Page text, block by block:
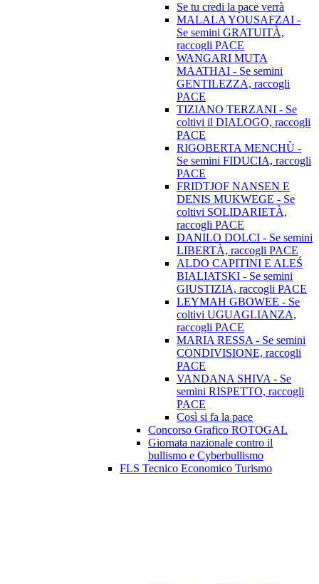
Se tu credi la pace verrà
MALALA YOUSAFZAI -
Se semini GRATUITÀ,
raccogli PACE
WANGARI MUTA
MAATHAI - Se semini
GENTILEZZA, raccogli
PACE
TIZIANO TERZANI - Se
coltivi il DIALOGO, raccogli
PACE
RIGOBERTA MENCHÙ -
Se semini FIDUCIA, raccogli
PACE
FRIDTJOF NANSEN E
DENIS MUKWEGE - Se
coltivi SOLIDARIETÀ,
raccogli PACE
DANILO DOLCI - Se semini
LIBERTÀ, raccogli PACE
ALDO CAPITINI E ALEŚ
BIALIATSKI - Se semini
GIUSTIZIA, raccogli PACE
LEYMAH GBOWEE - Se
coltivi UGUAGLIANZA,
raccogli PACE
MARIA RESSA - Se semini
CONDIVISIONE, raccogli
PACE
VANDANA SHIVA - Se
semini RISPETTO, raccogli
PACE
Così si fa la pace
Concorso Grafico ROTOGAL
Giornata nazionale contro il
bullismo e Cyberbullismo
FLS Tecnico Economico Turismo